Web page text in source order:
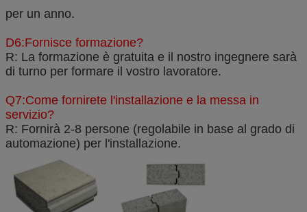
per un anno.
D6:Fornisce formazione?
R: La formazione è gratuita e il nostro ingegnere sarà
di turno per formare il vostro lavoratore.
Q7:Come fornirete l'installazione e la messa in
servizio?
R: Fornirà 2-8 persone (regolabile in base al grado di
automazione) per l'installazione.